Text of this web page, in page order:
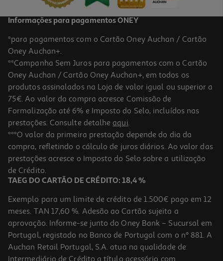
Informações para pagamentos ONEY
*para pagamentos com o Cartão Oney Auchan / Cartão
Oney Auchan+.
**Campanha Sem Juros para pagamentos com o Cartão
Oney Auchan / Cartão Oney Auchan+, em todos os
produtos assinalados na Loja de valor igual ou superior a
75€. Ao valor da compra acresce Comissão de
Formalização até 6% e Imposto do Selo, incluídos nas
prestações. Consulte detalhe aqui.
***O valor da primeira prestação depende do dia da
compra, refletindo o cálculo de juros diários. Ao valor das
prestações acresce o Imposto do Selo sobre a utilização
de Crédito.
TAEG DO CARTÃO DE CRÉDITO: 18,4 %
Exemplo para um limite de crédito de 1.500€ pago em 12
meses. TAN 17,60 %. Adesão ao Cartão sujeita a
aprovação. Informe-se junto do Oney Bank – Sucursal em
Portugal, registado no Banco de Portugal com o nº 881. A
Auchan Retail Portugal, S.A. atua na qualidade de
Intermediário de Crédito a título acessório com